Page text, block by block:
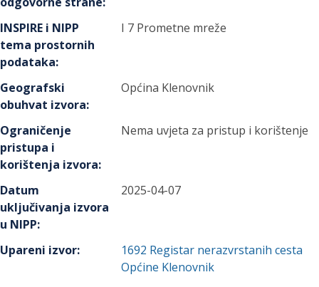
INSPIRE i NIPP
tema prostornih
podataka:
I 7 Prometne mreže
Geografski
obuhvat izvora:
Općina Klenovnik
Ograničenje
pristupa i
korištenja izvora:
Nema uvjeta za pristup i korištenje
Datum
uključivanja izvora
u NIPP:
2025-04-07
Upareni izvor: 1692 Registar nerazvrstanih cesta
Općine Klenovnik